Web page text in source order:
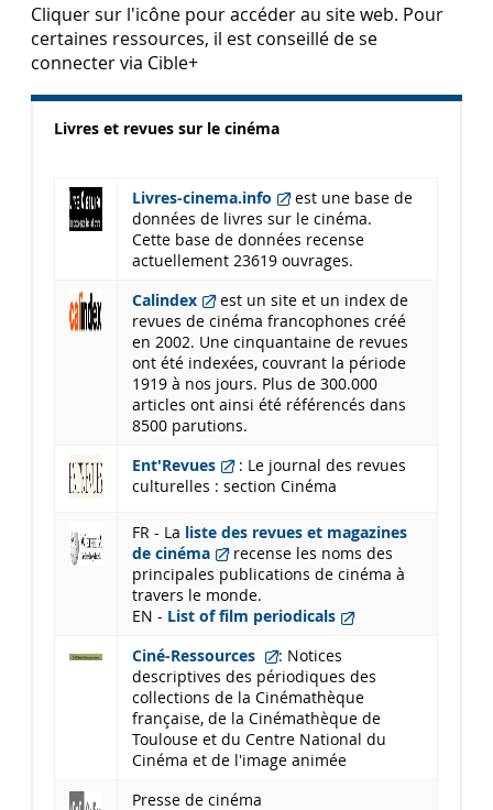
Cliquer sur l'icône pour accéder au site web. Pour
certaines ressources, il est conseillé de se
connecter via Cible+
Livres et revues sur le cinéma
Livres-cinema.info
est une base de
données de livres sur le cinéma.
Cette base de données recense
actuellement 23619 ouvrages.
Calindex
est un site et un index de
revues de cinéma francophones créé
en 2002. Une cinquantaine de revues
ont été indexées, couvrant la période
1919 à nos jours. Plus de 300.000
articles ont ainsi été référencés dans
8500 parutions.
Ent'Revues
: Le journal des revues
culturelles : section Cinéma
FR - La liste des revues et magazines
de cinéma
recense les noms des
principales publications de cinéma à
travers le monde.
EN - List of film periodicals
Ciné-Ressources
: Notices
descriptives des périodiques des
collections de la Cinémathèque
française, de la Cinémathèque de
Toulouse et du Centre National du
Cinéma et de l'image animée
Presse de cinéma